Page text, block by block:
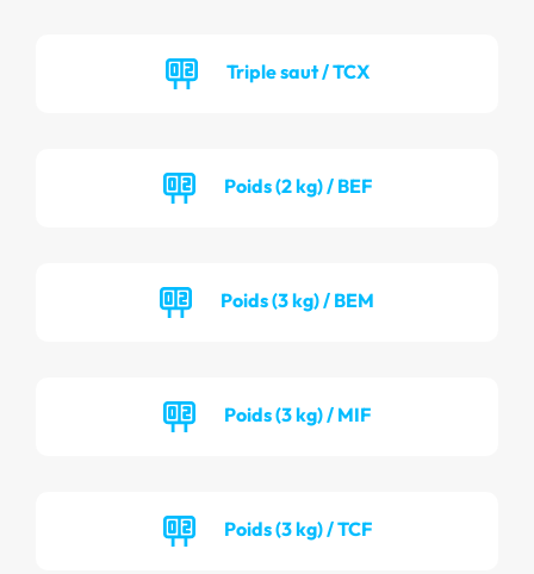
Triple saut / TCX
Poids (2 kg) / BEF
Poids (3 kg) / BEM
Poids (3 kg) / MIF
Poids (3 kg) / TCF